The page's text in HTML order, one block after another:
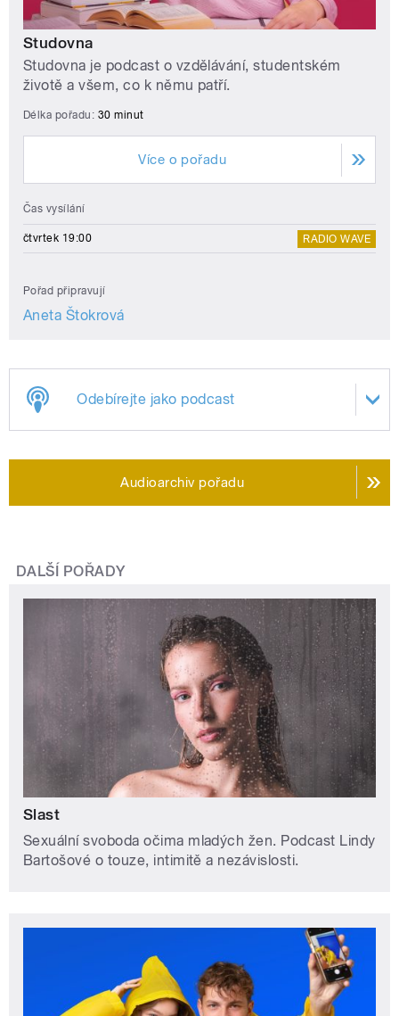
Studovna
Studovna je podcast o vzdělávání, studentském
životě a všem, co k němu patří.
Délka pořadu: 30 minut
Více o pořadu
Čas vysílání
čtvrtek 19:00 RADIO WAVE
Pořad připravují
Aneta Štokrová
Odebírejte jako podcast
Audioarchiv pořadu
DALŠÍ POŘADY
Slast
Sexuální svoboda očima mladých žen. Podcast Lindy
Bartošové o touze, intimitě a nezávislosti.